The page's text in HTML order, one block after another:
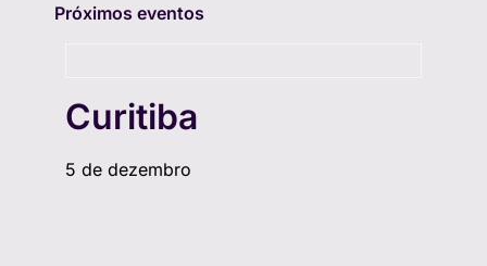
Próximos eventos
Curitiba
5 de dezembro